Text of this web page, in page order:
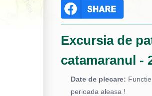
Excursia de
catamaranul -
Date de plecare:
perioada aleasa !